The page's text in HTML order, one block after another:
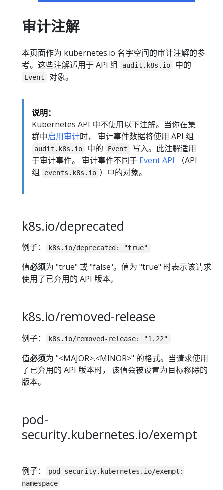
审计注解
本页面作为 kubernetes.io 名字空间的审计注解的参
考。这些注解适用于 API 组
audit.k8s.io 中的
Event 对象。
说明：
Kubernetes API 中不使用以下注解。当你在集
群中启用审计时， 审计事件数据将使用 API 组
audit.k8s.io 中的 Event
写入。此注解适用
于审计事件。 审计事件不同于 Event API （API
组
events.k8s.io ）中的对象。
k8s.io/deprecated
例子： k8s.io/deprecated: "true"
值必须为 "true" 或 "false"。值为 "true" 时表示该请求
使用了已弃用的 API 版本。
k8s.io/removed-release
例子： k8s.io/removed-release: "1.22"
值必须为 "<MAJOR>.<MINOR>" 的格式。当请求使用
了已弃用的 API 版本时， 该值会被设置为目标移除的
版本。
pod-
security.kubernetes.io/exempt
例子：
pod-security.kubernetes.io/exempt:
namespace